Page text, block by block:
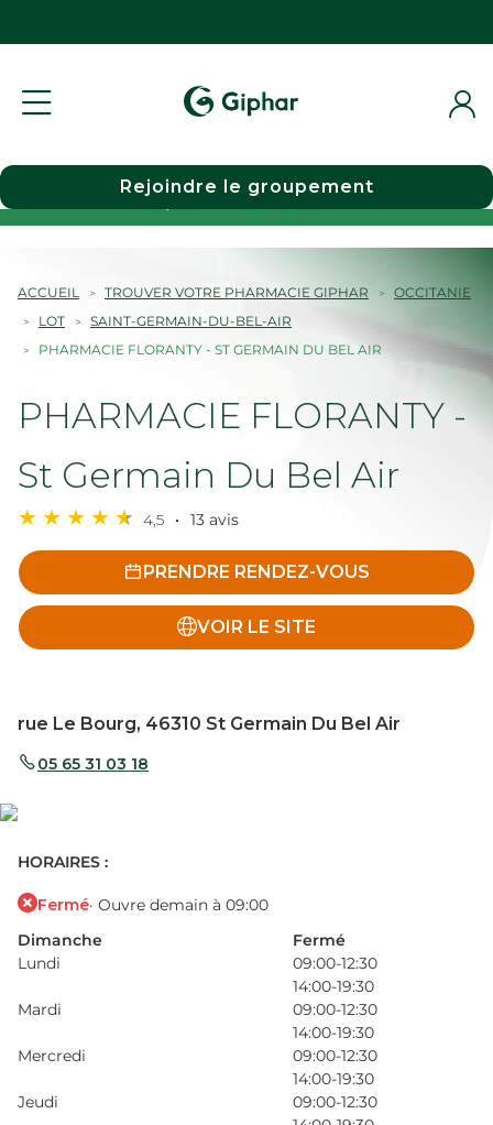
Choisir une pharmacie
Rejoindre le groupement
ACCUEIL TROUVER VOTRE PHARMACIE GIPHAR
OCCITANIE
LOT
SAINT-GERMAIN-DU-BEL-AIR
PHARMACIE FLORANTY - ST GERMAIN DU BEL AIR
PHARMACIE FLORANTY -
St Germain Du Bel Air
4,5 13 avis
PRENDRE RENDEZ-VOUS
VOIR LE SITE
rue Le Bourg, 46310 St Germain Du Bel Air
05 65 31 03 18
HORAIRES :
Fermé· Ouvre demain à 09:00
Dimanche
Fermé
Lundi
09:00-12:30
14:00-19:30
Mardi
09:00-12:30
14:00-19:30
Mercredi
09:00-12:30
14:00-19:30
Jeudi
09:00-12:30